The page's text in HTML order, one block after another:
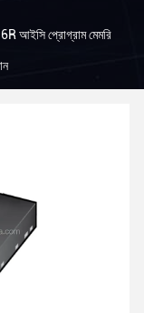
আইসি প্রোগ্রাম মেমরি